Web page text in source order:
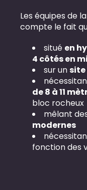
Les équipes de
compte le fait
situé en
4 côtés en
sur un
de 8 à 11
bloc rocheux
mêlant
modernes
fonction des